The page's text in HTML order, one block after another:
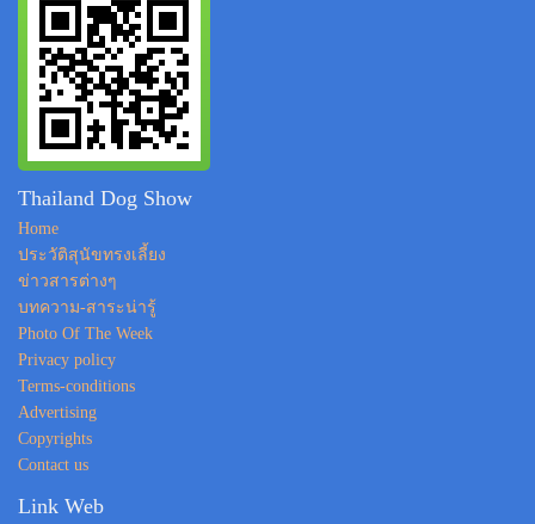
Thailand Dog Show
Home
ประวัติสุนัขทรงเลี้ยง
ข่าวสารต่างๆ
บทความ-สาระน่ารู้
Photo Of The Week
Privacy policy
Terms-conditions
Advertising
Copyrights
Contact us
Link Web